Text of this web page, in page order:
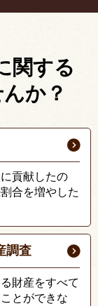
関する
か？
貢献したの
合を増やした
調査
財産をすべて
とができな